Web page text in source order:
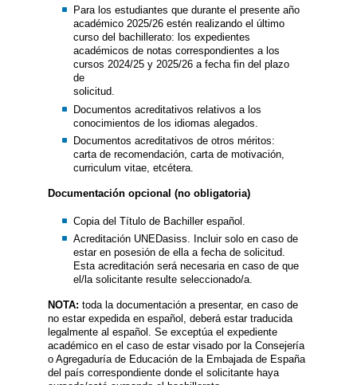
Para los estudiantes que durante el presente año
académico 2025/26 estén realizando el último
curso del bachillerato: los expedientes
académicos de notas correspondientes a los
cursos 2024/25 y 2025/26 a fecha fin del plazo
de
solicitud.
Documentos acreditativos relativos a los
conocimientos de los idiomas alegados.
Documentos acreditativos de otros méritos:
carta de recomendación, carta de motivación,
curriculum vitae, etcétera.
Documentación opcional (no obligatoria)
Copia del Título de Bachiller español.
Acreditación UNEDasiss. Incluir solo en caso de
estar en posesión de ella a fecha de solicitud.
Esta acreditación será necesaria en caso de que
el/la solicitante resulte seleccionado/a.
NOTA: toda la documentación a presentar, en caso de
no estar expedida en español, deberá estar traducida
legalmente al español. Se exceptúa el expediente
académico en el caso de estar visado por la Consejería
o Agregaduría de Educación de la Embajada de España
del país correspondiente donde el solicitante haya